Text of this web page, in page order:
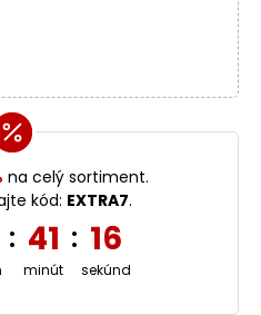
na celý sortiment.
kód: EXTRA7.
: 41
minút
: 15
sekúnd